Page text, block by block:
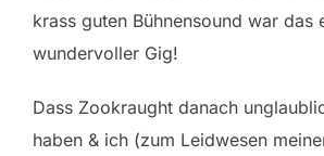
krass guten Bühnensound war das
wundervoller Gig!
Dass Zookraught danach
haben & ich (zum Leidwesen